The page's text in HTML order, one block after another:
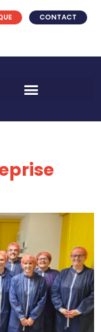
CONTACT